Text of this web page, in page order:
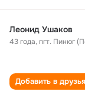
Леонид Ушаков
43 года,пгт. Пинюг
Добавить в друзья